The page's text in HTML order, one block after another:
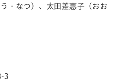
・なつ）、太田差惠子（おお
3